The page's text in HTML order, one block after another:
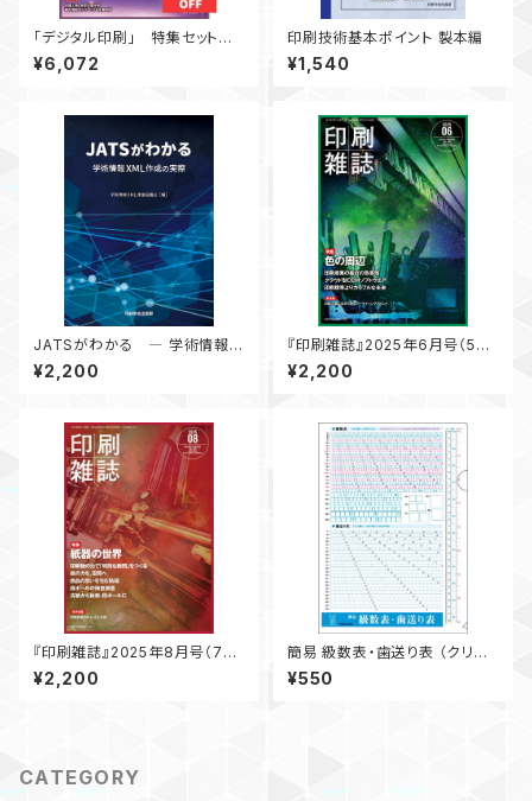
「デジタル印刷」 特集セット
【割引】 月刊『印刷雑誌』
¥6,072
印刷技術基本ポイント 製本編
¥1,540
JATSがわかる ― 学術情報X
ML作成の実際 ―
¥2,200
『印刷雑誌』2025年6月号（5月
20日発行）
¥2,200
『印刷雑誌』2025年8月号（7月
18日発行）
¥2,200
簡易 級数表・歯送り表 （クリア
ファイル）
¥550
CATEGORY